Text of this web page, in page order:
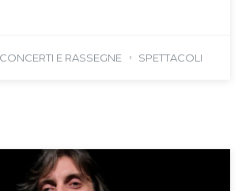
CONCERTI E RASSEGNE SPETTACOLI